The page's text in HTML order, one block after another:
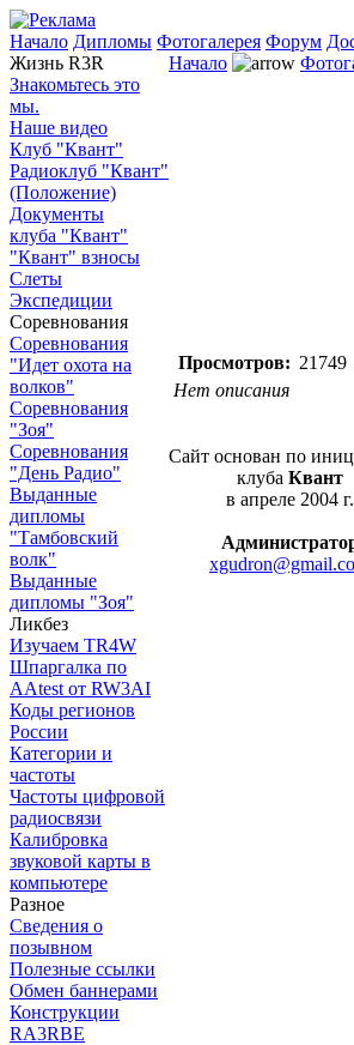
Начало Дипломы Фотогалерея Форум
Жизнь R3R
Знакомьтесь это
мы.
Наше видео
Клуб "Квант"
Радиоклуб "Квант"
(Положение)
Документы
клуба "Квант"
"Квант" взносы
Слеты
Экспедиции
Соревнования
Соревнования
"Идет охота на
волков"
Соревнования
"Зоя"
Соревнования
"День Радио"
Выданные
дипломы
"Тамбовский
волк"
Выданные
дипломы "Зоя"
Ликбез
Изучаем TR4W
Шпаргалка по
AAtest от RW3AI
Коды регионов
России
Категории и
частоты
Частоты цифровой
радиосвязи
Калибровка
звуковой карты в
компьютере
Разное
Сведения о
позывном
Полезные ссылки
Обмен баннерами
Конструкции
RA3RBE
Начало
Просмотров: 21749
Нет описания
Сайт основан по
клуба Квант
в апреле 2004 г.